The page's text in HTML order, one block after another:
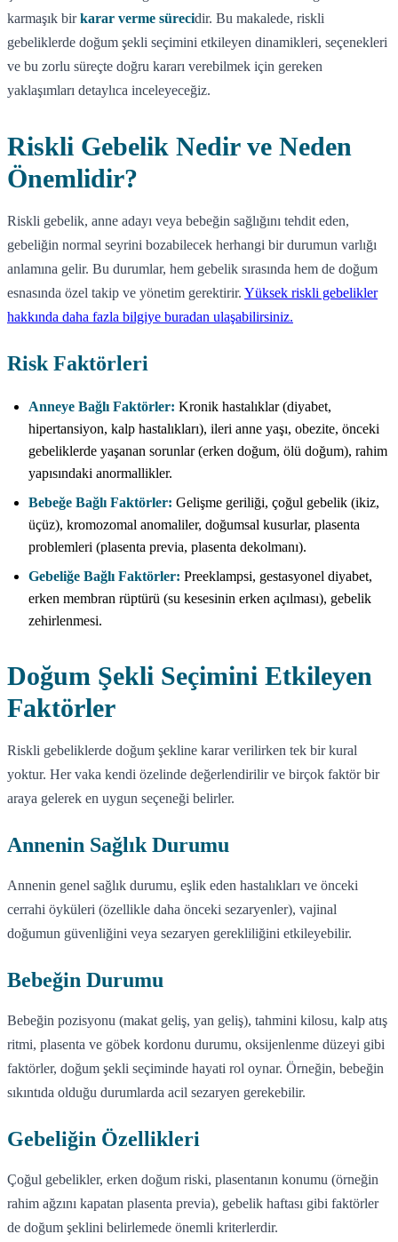
karmaşık birkarar verme sürecidir. Bu makalede, riskli
gebeliklerde doğum şekli seçimini etkileyen dinamikleri, seçenekleri
ve bu zorlu süreçte doğru kararı verebilmek için gereken
yaklaşımları detaylıca inceleyeceğiz.
Riskli Gebelik Nedir ve Neden
Önemlidir?
Riskli gebelik, anne adayı veya bebeğin sağlığını tehdit eden,
gebeliğin normal seyrini bozabilecek herhangi bir durumun varlığı
anlamına gelir. Bu durumlar, hem gebelik sırasında hem de doğum
esnasında özel takip ve yönetim gerektirir. Yüksek riskli gebelikler
hakkında daha fazla bilgiye buradan ulaşabilirsiniz.
Risk Faktörleri
Anneye Bağlı Faktörler: Kronik hastalıklar (diyabet,
hipertansiyon, kalp hastalıkları), ileri anne yaşı, obezite, önceki
gebeliklerde yaşanan sorunlar (erken doğum, ölü doğum), rahim
yapısındaki anormallikler.
Bebeğe Bağlı Faktörler: Gelişme geriliği, çoğul gebelik (ikiz,
üçüz), kromozomal anomaliler, doğumsal kusurlar, plasenta
problemleri (plasenta previa, plasenta dekolmanı).
Gebeliğe Bağlı Faktörler: Preeklampsi, gestasyonel diyabet,
erken membran rüptürü (su kesesinin erken açılması), gebelik
zehirlenmesi.
Doğum Şekli Seçimini Etkileyen
Faktörler
Riskli gebeliklerde doğum şekline karar verilirken tek bir kural
yoktur. Her vaka kendi özelinde değerlendirilir ve birçok faktör bir
araya gelerek en uygun seçeneği belirler.
Annenin Sağlık Durumu
Annenin genel sağlık durumu, eşlik eden hastalıkları ve önceki
cerrahi öyküleri (özellikle daha önceki sezaryenler), vajinal
doğumun güvenliğini veya sezaryen gerekliliğini etkileyebilir.
Bebeğin Durumu
Bebeğin pozisyonu (makat geliş, yan geliş), tahmini kilosu, kalp atış
ritmi, plasenta ve göbek kordonu durumu, oksijenlenme düzeyi gibi
faktörler, doğum şekli seçiminde hayati rol oynar. Örneğin, bebeğin
sıkıntıda olduğu durumlarda acil sezaryen gerekebilir.
Gebeliğin Özellikleri
Çoğul gebelikler, erken doğum riski, plasentanın konumu (örneğin
rahim ağzını kapatan plasenta previa), gebelik haftası gibi faktörler
de doğum şeklini belirlemede önemli kriterlerdir.